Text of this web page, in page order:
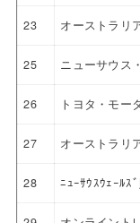
23 オーストラリ
25 ニューサウス
26 トヨタ・モー
27 オーストラリ
28 ﾆｭｰｻｳｽｳｪｰﾙｽ